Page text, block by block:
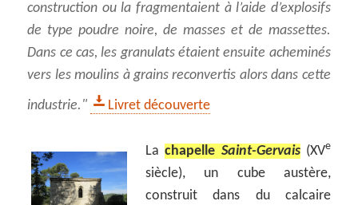
construction ou la fragmentaient à l’aide d’explosifs
de type poudre noire, de masses et de massettes.
Dans ce cas, les granulats étaient ensuite acheminés
vers les moulins à grains reconvertis alors dans cette
industrie.
Livret découverte
Lachapelle Saint-Gervais(XVe
siècle), un cube austère,
construit dans du calcaire